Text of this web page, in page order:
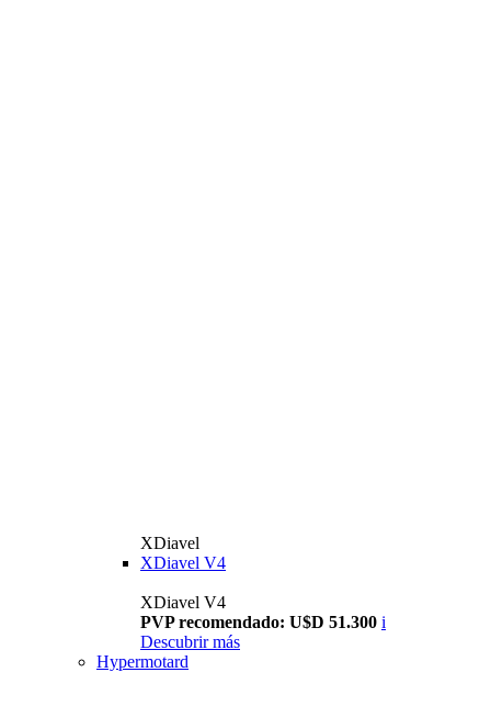
XDiavel
XDiavel V4
XDiavel V4
PVP recomendado: U$D 51.300 i
Descubrir más
Hypermotard